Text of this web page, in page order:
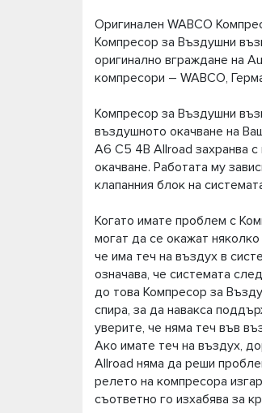
Оригинален WABCO
Компресор за Въздушни
оригинално вграждане на
компресори – WABCO,
Компресор за Въздушни
въздушното окачване на
A6 C5 4B Allroad захранва
окачване. Работата му
клапанния блок на
Когато имате проблем с
могат да се окажат
че има теч на въздух в
означава, че системата
до това Компресор за
спира, за да навакса
уверите, че няма теч във
Ако имате теч на въздух,
Allroad няма да реши
релето на компресора
съответно го изхабява за